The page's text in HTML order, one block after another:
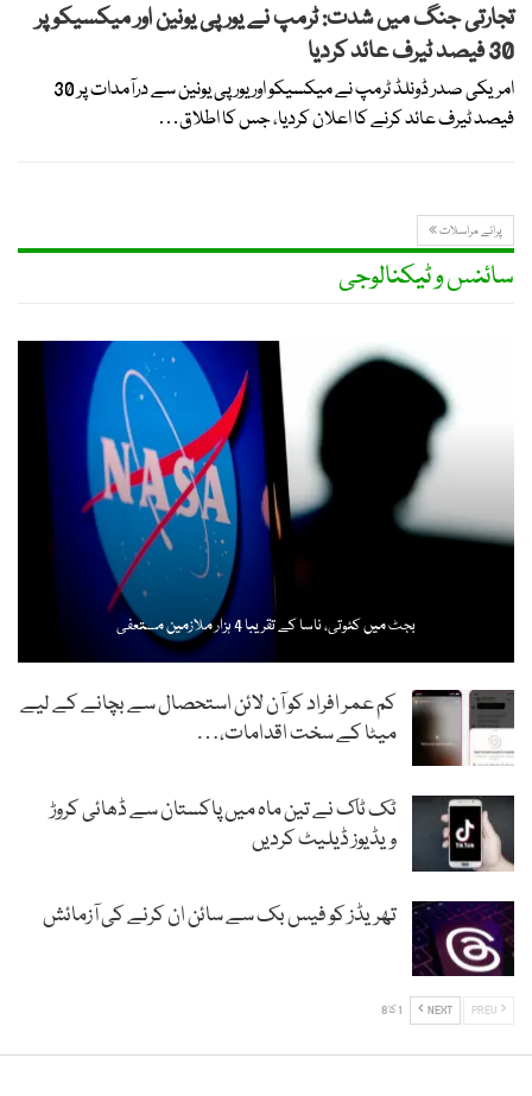
تجارتی جنگ میں شدت: ٹرمپ نے یورپی یونین اور میکسیکو پر
30 فیصد ٹیرف عائد کردیا
امریکی صدر ڈونلڈ ٹرمپ نے میکسیکو اور یورپی یونین سے درآمدات پر 30
فیصد ٹیرف عائد کرنے کا اعلان کردیا، جس کا اطلاق…
پرانے مراسلات
سائنس و ٹیکنالوجی
بجٹ میں کٹوتی، ناسا کے تقریبا 4 ہزار ملازمین مستعفی
کم عمر افراد کو آن لائن استحصال سے بچانے کے لیے
میٹا کے سخت اقدامات،…
ٹک ٹاک نے تین ماہ میں پاکستان سے ڈھائی کروڑ
ویڈیوز ڈیلیٹ کردیں
تھریڈز کو فیس بک سے سائن ان کرنے کی آزمائش
NEXT 1 کا 8